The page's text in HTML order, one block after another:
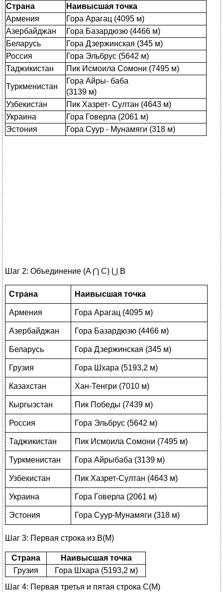
Страна
Наивысшая точка
Армения
Гора Арагац (4095 м)
Азербайджан
Гора Базардюзю (4466 м)
Беларусь
Гора Дзержинская (345 м)
Россия
Гора Эльбрус (5642 м)
Таджикистан
Пик Исмоила Сомони (7495 м)
Туркменистан
Гора Айры- баба
(3139 м)
Узбекистан
Пик Хазрет- Султан (4643 м)
Украина
Гора Говерла (2061 м)
Эстония
Гора Суур - Мунамяги (318 м)
Шаг 2: Объединение (A ⋂ С) ⋃ В
Страна Наивысшая точка
Армения Гора Арагац (4095 м)
Азербайджан Гора Базардюзю (4466 м)
Беларусь Гора Дзержинская (345 м)
Грузия Гора Шхара (5193,2 м)
Казахстан Хан-Тенгри (7010 м)
Кыргызстан Пик Победы (7439 м)
Россия Гора Эльбрус (5642 м)
Таджикистан Пик Исмоила Сомони (7495 м)
Туркменистан Гора Айрыбаба (3139 м)
Узбекистан Пик Хазрет-Султан (4643 м)
Украина Гора Говерла (2061 м)
Эстония Гора Суур-Мунамяги (318 м)
Шаг 3: Первая строка из B(M)
Страна
Наивысшая точка
Грузия
Гора Шхара (5193,2 м)
Шаг 4: Первая третья и пятая строка С(M)